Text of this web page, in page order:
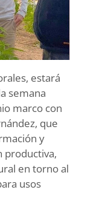
estará
semana
marco con
que
y
productiva,
en torno al
usos